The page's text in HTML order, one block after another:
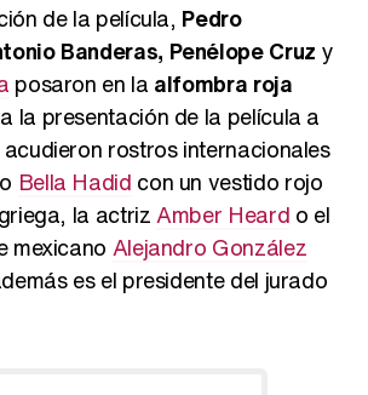
de la película, Pedro
Banderas, Penélope Cruz y
posaron en la alfombra roja
la presentación de la película a
rostros internacionales
Bella Hadid con un vestido rojo
la actrizAmber Heard o el
mexicano Alejandro González
es el presidente del jurado